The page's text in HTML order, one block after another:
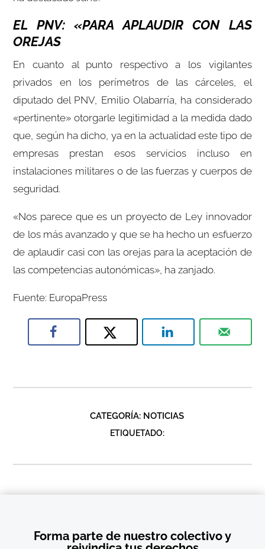
EL PNV: «PARA APLAUDIR CON LAS
OREJAS
En cuanto al punto respectivo a los vigilantes
privados en los perímetros de las cárceles, el
diputado del PNV, Emilio Olabarría, ha considerado
«pertinente» otorgarle legitimidad a la medida dado
que, según ha dicho, ya en la actualidad este tipo de
empresas prestan esos servicios incluso en
instalaciones militares o de las fuerzas y cuerpos de
seguridad.
«Nos parece que es un proyecto de Ley innovador
de los más avanzado y que se ha hecho un esfuerzo
de aplaudir casi con las orejas para la aceptación de
las competencias autonómicas», ha zanjado.
Fuente: EuropaPress
CATEGORÍA: NOTICIAS
ETIQUETADO:
Forma parte de nuestro colectivo y